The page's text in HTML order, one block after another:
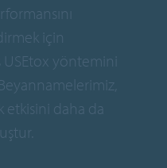
için
USEtox yöntemini
etkisini daha da